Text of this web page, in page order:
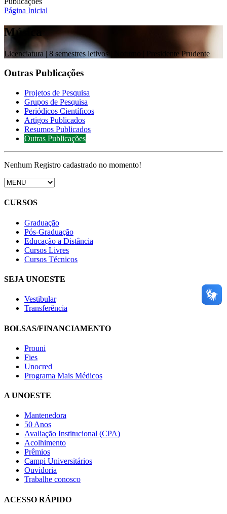
Página Inicial
Música
Licenciatura | 8 semestres letivos | Noturno | Presidente Prudente
Outras Publicações
Projetos de Pesquisa
Grupos de Pesquisa
Periódicos Científicos
Artigos Publicados
Resumos Publicados
Outras Publicações
Nenhum Registro cadastrado no momento!
CURSOS
Graduação
Pós-Graduação
Educação a Distância
Cursos Livres
Cursos Técnicos
SEJA UNOESTE
Vestibular
Transferência
BOLSAS/FINANCIAMENTO
Prouni
Fies
Unocred
Programa Mais Médicos
A UNOESTE
Mantenedora
50 Anos
Avaliação Institucional (CPA)
Acolhimento
Prêmios
Campi Universitários
Ouvidoria
Trabalhe conosco
ACESSO RÁPIDO